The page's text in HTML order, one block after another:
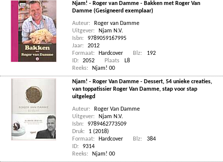
Njam! - Roger van Damme - Bakken met Roger Van
Damme (Gesigneerd exemplaar)
Auteur:
Roger van Damme
Uitgever:
Njam N.V.
Isbn:
9789059167995
Jaar:
2012
Formaat:
Hardcover Blz:
192
ID:
2052 Plaats
L8
Reeks:
Njam! 00
Njam! - Roger Van Damme - Dessert, 54 unieke creaties,
van toppatissier Roger Van Damme, stap voor stap
uitgelegd
Auteur:
Roger Van Damme
Uitgever:
Njam N.V.
Isbn:
9789462773509
Druk:
1 (2018)
Formaat:
Hardcover Blz:
384
ID:
9314
Reeks:
Njam! 00